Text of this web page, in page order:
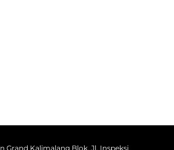
Grand Kalimalang Blok, Jl. Inspeksi